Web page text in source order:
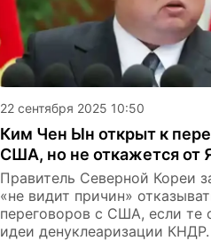
22 сентября 2025 10:50
Ким Чен Ын открыт к
США, но не откажется от
Правитель Северной Кореи
«не видит причин»
переговоров с США, если те
идеи денуклеаризации